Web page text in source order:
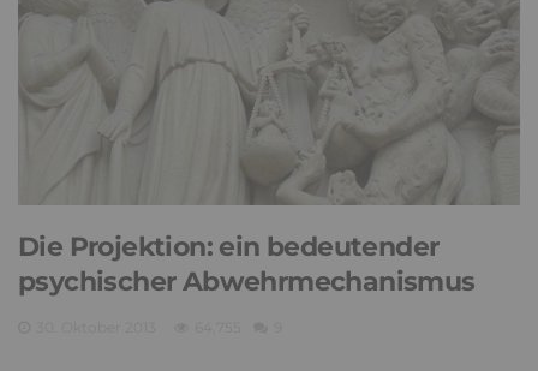
Die Projektion: ein bedeutender
psychischer Abwehrmechanismus